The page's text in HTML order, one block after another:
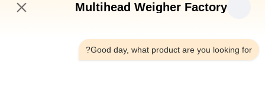
آلة تعبئة حقائب النت التلقائية للعملة الذهبية
السرعة
Multihead Weigher Factory
Good day, what product are you looking for?